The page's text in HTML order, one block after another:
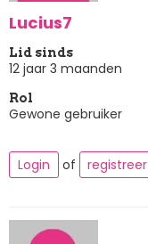
Lucius7
Lid sinds
12 jaar 3 maanden
Rol
Gewone gebruiker
Login of registreer